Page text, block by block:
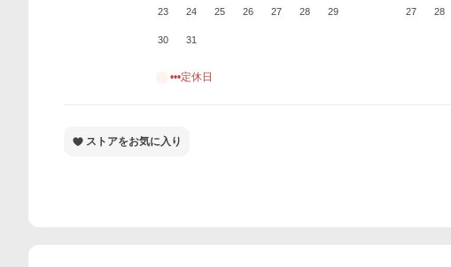
23 24 25 26 27 28 29
30 31
27 28
•••定休日
ストアをお気に入り